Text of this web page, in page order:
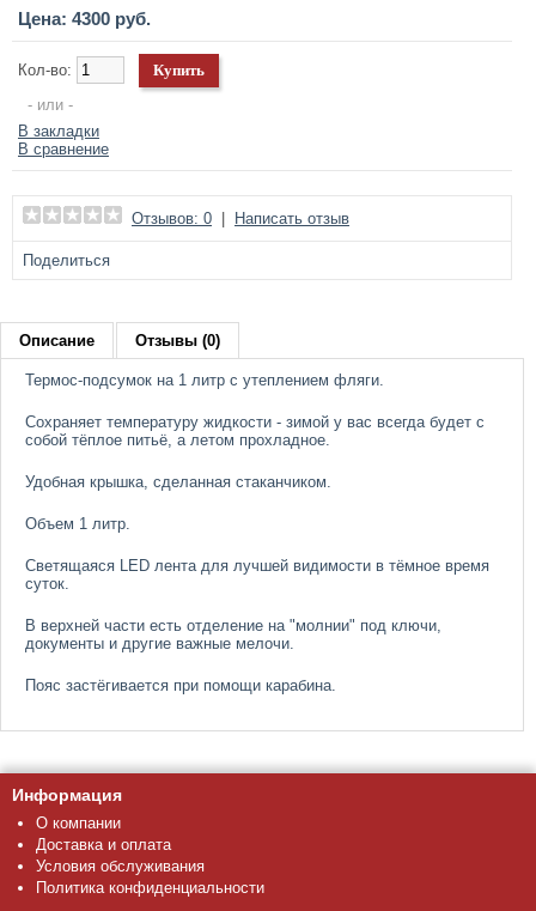
Цена: 4300 руб.
Кол-во:
- или -
В закладки
В сравнение
Отзывов: 0 Написать отзыв
Поделиться
Описание Отзывы (0)
Термос-подсумок на 1 литр c утеплением фляги.
Сохраняет температуру жидкости - зимой у вас всегда будет с
собой тёплое питьё, а летом прохладное.
Удобная крышка, сделанная стаканчиком.
Объем 1 литр.
Светящаяся LED лента для лучшей видимости в тёмное время
суток.
В верхней части есть отделение на "молнии" под ключи,
документы и другие важные мелочи.
Пояс застёгивается при помощи карабина.
Информация
О компании
Доставка и оплата
Условия обслуживания
Политика конфиденциальности